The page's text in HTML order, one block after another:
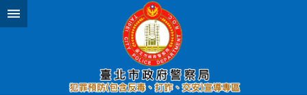
跳到主要內容區塊